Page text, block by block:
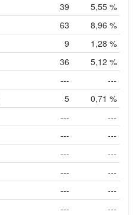
39
5,55 %
63
8,96 %
9
1,28 %
36
5,12 %
---
---
5
0,71 %
---
---
---
---
---
---
---
---
---
---
---
---